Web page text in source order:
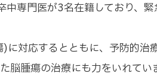
専門医が3名在籍しており、
に対応するとともに、予防的
腫瘍の治療にも力をいれてい